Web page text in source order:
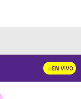
EN VIVO